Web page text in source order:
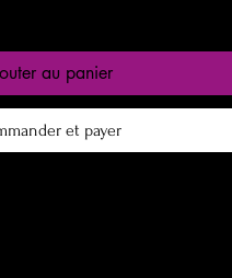
au panier
et payer